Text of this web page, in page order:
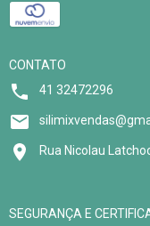
CONTATO
41 32472296
Rua Nicolau
SEGURANÇA E